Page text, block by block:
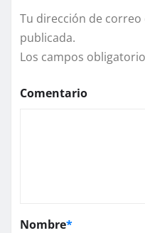
Tu dirección de
publicada.
Los campos
Comentario
Nombre*